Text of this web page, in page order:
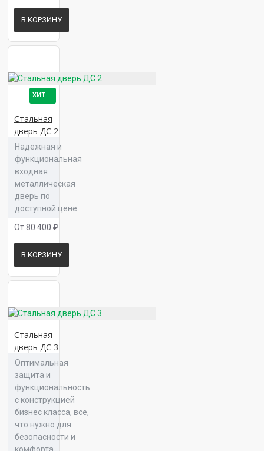
Панель 16 Прайм Л 05
Панель 16 Сплайн К 02
В КОРЗИНУ
ХИТ
Стальная
дверь ДС 2
Надежная и
функциональная
входная
металлическая
дверь по
доступной цене
От 80 400 ₽
В КОРЗИНУ
Стальная
дверь ДС 3
Оптимальная
защита и
функциональность
с конструкцией
бизнес класса, все,
что нужно для
безопасности и